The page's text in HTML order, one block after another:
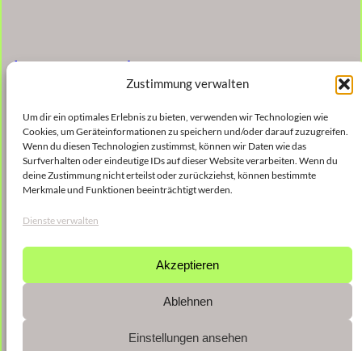
Zustimmung verwalten
Um dir ein optimales Erlebnis zu bieten, verwenden wir Technologien wie
Cookies, um Geräteinformationen zu speichern und/oder darauf zuzugreifen.
Wenn du diesen Technologien zustimmst, können wir Daten wie das
Surfverhalten oder eindeutige IDs auf dieser Website verarbeiten. Wenn du
deine Zustimmung nicht erteilst oder zurückziehst, können bestimmte
Merkmale und Funktionen beeinträchtigt werden.
Dienste verwalten
Akzeptieren
Ablehnen
Einstellungen ansehen
descensus trio
31. Mai 2024
Skalen, Texte, Maß
30. Mai 2024
Nächste Seite →